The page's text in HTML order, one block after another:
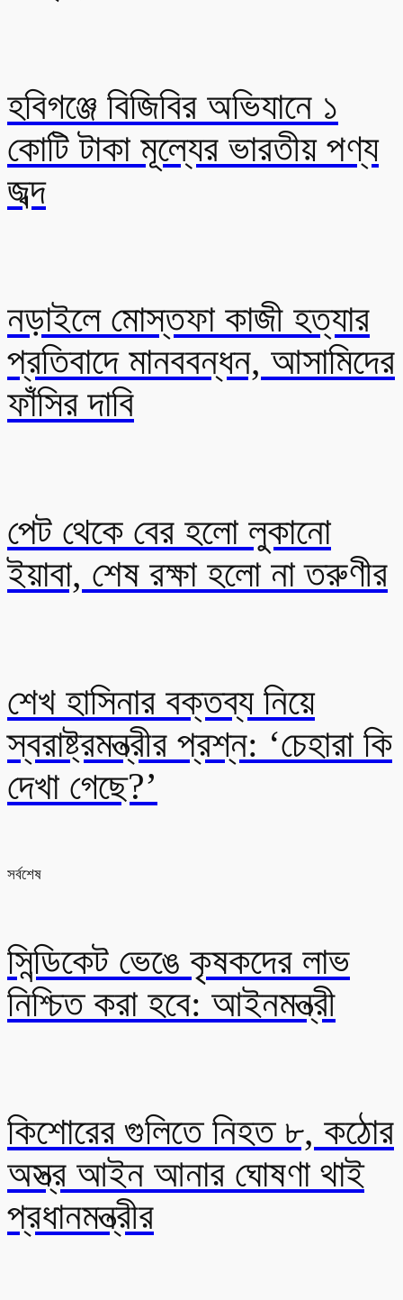
হবিগঞ্জে বিজিবির অভিযানে ১
কোটি টাকা মূল্যের ভারতীয় পণ্য
জব্দ
নড়াইলে মোস্তফা কাজী হত্যার
প্রতিবাদে মানববন্ধন, আসামিদের
ফাঁসির দাবি
পেট থেকে বের হলো লুকানো
ইয়াবা, শেষ রক্ষা হলো না তরুণীর
শেখ হাসিনার বক্তব্য নিয়ে
স্বরাষ্ট্রমন্ত্রীর প্রশ্ন: ‘চেহারা কি
দেখা গেছে?’
সর্বশেষ
সিন্ডিকেট ভেঙে কৃষকদের লাভ
নিশ্চিত করা হবে: আইনমন্ত্রী
কিশোরের গুলিতে নিহত ৮, কঠোর
অস্ত্র আইন আনার ঘোষণা থাই
প্রধানমন্ত্রীর